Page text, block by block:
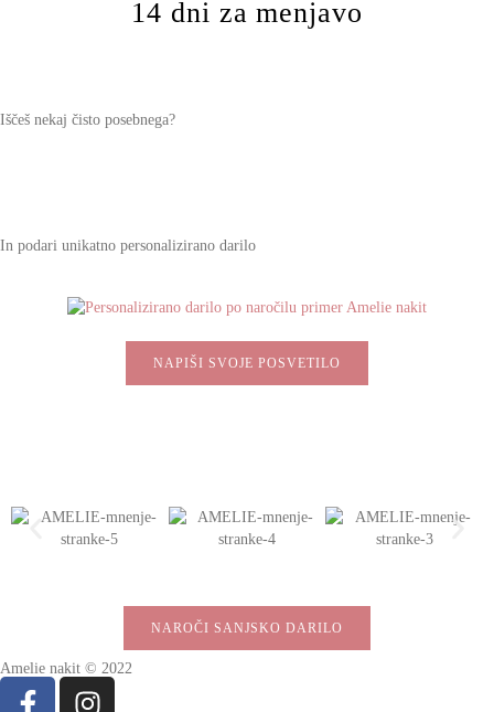
14 dni za menjavo
Iščeš nekaj čisto posebnega?
In podari unikatno personalizirano darilo
NAPIŠI SVOJE POSVETILO
NAROČI SANJSKO DARILO
Amelie nakit ©️ 2022